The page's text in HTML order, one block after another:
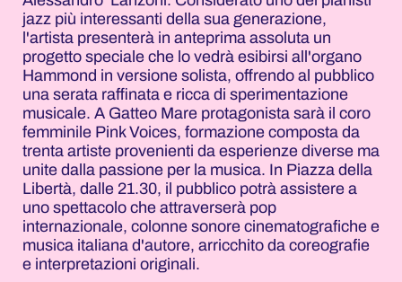
jazz più interessanti della sua generazione,
l'artista presenterà in anteprima assoluta un
progetto speciale che lo vedrà esibirsi all'organo
Hammond in versione solista, offrendo al pubblico
una serata raffinata e ricca di sperimentazione
musicale. A Gatteo Mare protagonista sarà il coro
femminile Pink Voices, formazione composta da
trenta artiste provenienti da esperienze diverse ma
unite dalla passione per la musica. In Piazza della
Libertà, dalle 21.30, il pubblico potrà assistere a
uno spettacolo che attraverserà pop
internazionale, colonne sonore cinematografiche e
musica italiana d'autore, arricchito da coreografie
e interpretazioni originali.